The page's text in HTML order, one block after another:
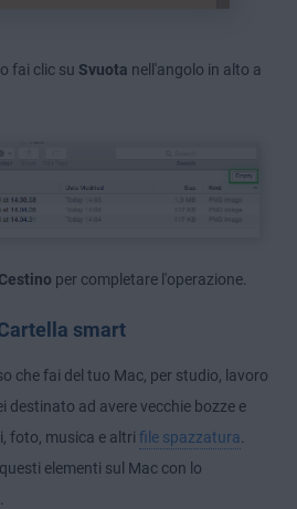
fai clic su Svuota nell'angolo in alto a
per completare l'operazione.
smart
che fai del tuo Mac, per studio, lavoro
destinato ad avere vecchie bozze e
foto, musica e altri file spazzatura
elementi sul Mac con lo